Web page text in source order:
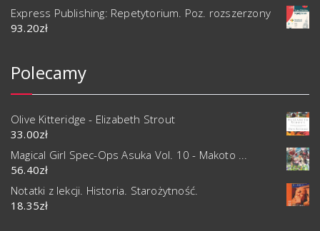
Express Publishing: Repetytorium. Poz. rozszerzony
93.20zł
Polecamy
Olive Kitteridge - Elizabeth Strout
33.00zł
Magical Girl Spec-Ops Asuka Vol. 10 - Makoto ...
56.40zł
Notatki z lekcji. Historia. Starożytność.
18.35zł